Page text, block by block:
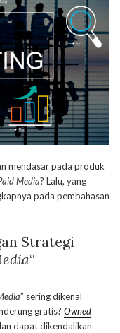
mendasar pada produk
Media? Lalu, yang
pada pembahasan
Strategi
“
” sering dikenal
gratis? Owned
dapat dikendalikan